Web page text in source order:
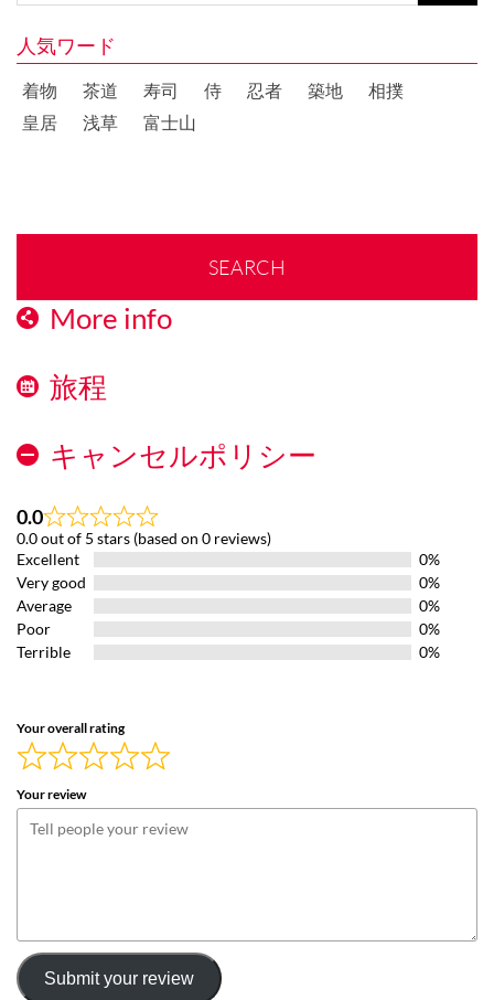
人気ワード
着物 茶道 寿司 侍 忍者 築地
相撲
皇居
浅草 富士山
SEARCH
More info
旅程
キャンセルポリシー
0.0
Rated
0.0
of
5
0.0 out of 5 stars (based on 0 reviews)
Excellent
0%
Very good
0%
Average
0%
Poor
0%
Terrible
0%
Your overall rating
Your review
Submit your review